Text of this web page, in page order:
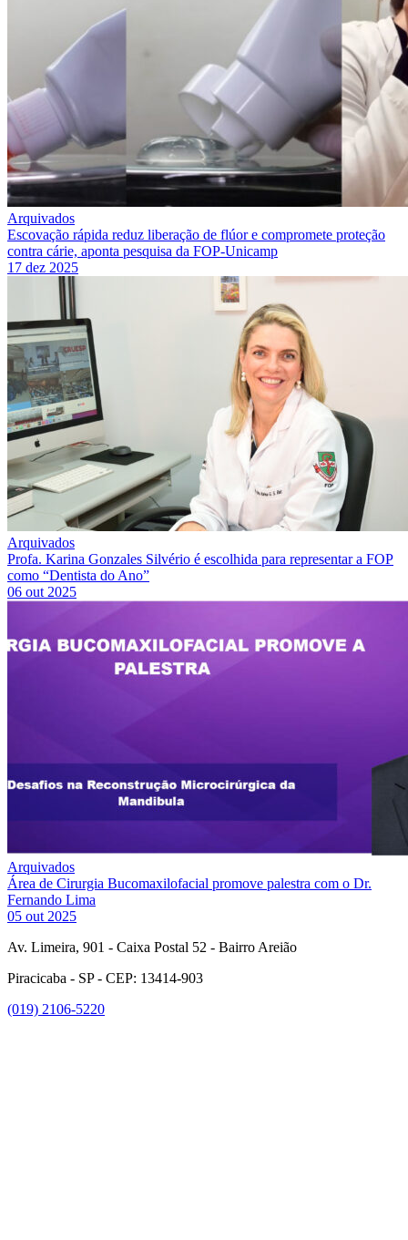
Arquivados
Escovação rápida reduz liberação de flúor e compromete proteção
contra cárie, aponta pesquisa da FOP-Unicamp
17 dez 2025
Arquivados
Profa. Karina Gonzales Silvério é escolhida para representar a FOP
como “Dentista do Ano”
06 out 2025
Arquivados
Área de Cirurgia Bucomaxilofacial promove palestra com o Dr.
Fernando Lima
05 out 2025
Av. Limeira, 901 - Caixa Postal 52 - Bairro Areião
Piracicaba - SP - CEP: 13414-903
(019) 2106-5220